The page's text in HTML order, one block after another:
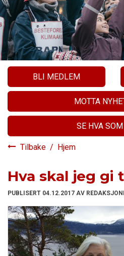
BLI MEDLEM
MOTTA
SE HVA
Tilbake / Hjem
Hva skal jeg gi
PUBLISERT 04.12.2017 AV